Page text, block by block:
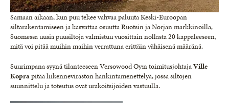
Samaan aikaan, kun puu tekee vahvaa paluuta Keski-Euroopan
siltarakentamiseen ja kasvattaa osuutta Ruotsin ja Norjan markkinoilla,
Suomessa uusia puusiltoja valmistuu vuosittain nollasta 20 kappaleeseen,
mitä voi pitää muihin maihin verrattuna erittäin vähäisenä määränä.
Suurimpana syynä tilanteeseen Versowood Oy:n toimitusjohtajaVille
Koprapitää liikenneviraston hankintamenettelyä, jossa siltojen
suunnittelu ja toteutus ovat urakoitsijoiden vastuulla.